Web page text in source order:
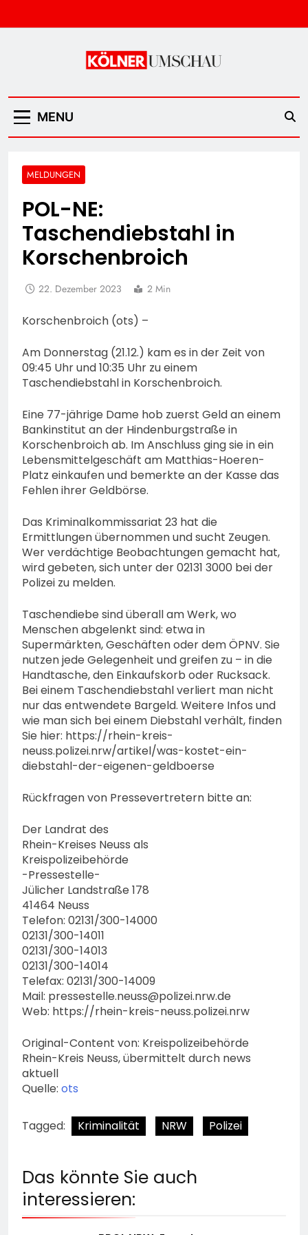
to
Kölner Umschau
MENU
MELDUNGEN
POL-NE:
Taschendiebstahl in
Korschenbroich
22. Dezember 2023 2 Min
Korschenbroich (ots) –
Am Donnerstag (21.12.) kam es in der Zeit von
09:45 Uhr und 10:35 Uhr zu einem
Taschendiebstahl in Korschenbroich.
Eine 77-jährige Dame hob zuerst Geld an einem
Bankinstitut an der Hindenburgstraße in
Korschenbroich ab. Im Anschluss ging sie in ein
Lebensmittelgeschäft am Matthias-Hoeren-
Platz einkaufen und bemerkte an der Kasse das
Fehlen ihrer Geldbörse.
Das Kriminalkommissariat 23 hat die
Ermittlungen übernommen und sucht Zeugen.
Wer verdächtige Beobachtungen gemacht hat,
wird gebeten, sich unter der 02131 3000 bei der
Polizei zu melden.
Taschendiebe sind überall am Werk, wo
Menschen abgelenkt sind: etwa in
Supermärkten, Geschäften oder dem ÖPNV. Sie
nutzen jede Gelegenheit und greifen zu – in die
Handtasche, den Einkaufskorb oder Rucksack.
Bei einem Taschendiebstahl verliert man nicht
nur das entwendete Bargeld. Weitere Infos und
wie man sich bei einem Diebstahl verhält, finden
Sie hier: https://rhein-kreis-
neuss.polizei.nrw/artikel/was-kostet-ein-
diebstahl-der-eigenen-geldboerse
Rückfragen von Pressevertretern bitte an:
Der Landrat des
Rhein-Kreises Neuss als
Kreispolizeibehörde
-Pressestelle-
Jülicher Landstraße 178
41464 Neuss
Telefon: 02131/300-14000
02131/300-14011
02131/300-14013
02131/300-14014
Telefax: 02131/300-14009
Mail: pressestelle.neuss@polizei.nrw.de
Web: https://rhein-kreis-neuss.polizei.nrw
Original-Content von: Kreispolizeibehörde
Rhein-Kreis Neuss, übermittelt durch news
aktuell
Quelle: ots
Tagged: Kriminalität NRW Polizei
Das könnte Sie auch
interessieren: